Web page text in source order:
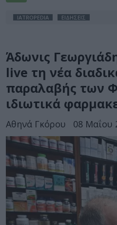
IATROPEDIA ΕΙΔΗΣΕΙΣ
Άδωνις
live τη νέα
παραλαβής των
ιδιωτικά
Αθηνά Γκόρου 08 Μαΐου